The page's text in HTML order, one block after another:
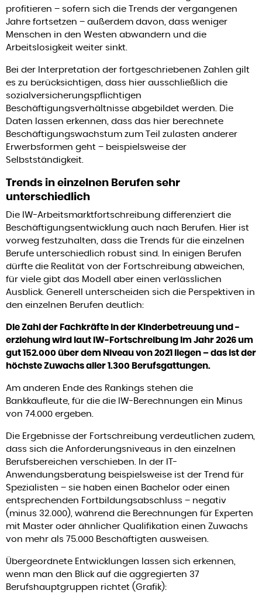
profitieren – sofern sich die Trends der vergangenen
Jahre fortsetzen – außerdem davon, dass weniger
Menschen in den Westen abwandern und die
Arbeitslosigkeit weiter sinkt.
Bei der Interpretation der fortgeschriebenen Zahlen gilt
es zu berücksichtigen, dass hier ausschließlich die
sozialversicherungspflichtigen
Beschäftigungsverhältnisse abgebildet werden. Die
Daten lassen erkennen, dass das hier berechnete
Beschäftigungswachstum zum Teil zulasten anderer
Erwerbsformen geht – beispielsweise der
Selbstständigkeit.
Trends in einzelnen Berufen sehr
unterschiedlich
Die IW-Arbeitsmarktfortschreibung differenziert die
Beschäftigungsentwicklung auch nach Berufen. Hier ist
vorweg festzuhalten, dass die Trends für die einzelnen
Berufe unterschiedlich robust sind. In einigen Berufen
dürfte die Realität von der Fortschreibung abweichen,
für viele gibt das Modell aber einen verlässlichen
Ausblick. Generell unterscheiden sich die Perspektiven in
den einzelnen Berufen deutlich:
Die Zahl der Fachkräfte in der Kinderbetreuung und -
erziehung wird laut IW-Fortschreibung im Jahr 2026 um
gut 152.000 über dem Niveau von 2021 liegen – das ist der
höchste Zuwachs aller 1.300 Berufsgattungen.
Am anderen Ende des Rankings stehen die
Bankkaufleute, für die die IW-Berechnungen ein Minus
von 74.000 ergeben.
Die Ergebnisse der Fortschreibung verdeutlichen zudem,
dass sich die Anforderungsniveaus in den einzelnen
Berufsbereichen verschieben. In der IT-
Anwendungsberatung beispielsweise ist der Trend für
Spezialisten – sie haben einen Bachelor oder einen
entsprechenden Fortbildungsabschluss – negativ
(minus 32.000), während die Berechnungen für Experten
mit Master oder ähnlicher Qualifikation einen Zuwachs
von mehr als 75.000 Beschäftigten ausweisen.
Übergeordnete Entwicklungen lassen sich erkennen,
wenn man den Blick auf die aggregierten 37
Berufshauptgruppen richtet (Grafik):